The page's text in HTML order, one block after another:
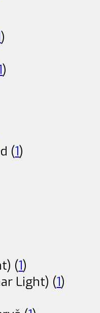
)
)
(1)
(1)
Light) (1)